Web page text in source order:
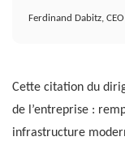
Ferdinand Dabitz,
Cette citation du
de l’entreprise :
infrastructure